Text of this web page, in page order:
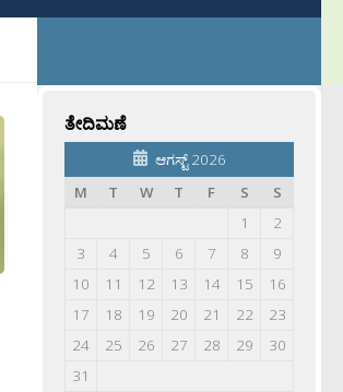
ತೇದಿಮಣೆ
ಆಗಸ್ಟ್ 2026
M
T W T F S
S
1
2
3
4 5 6 7 8
9
10
11 12 13 14 15
16
17
18 19 20 21 22
23
24
25 26 27 28 29
30
31